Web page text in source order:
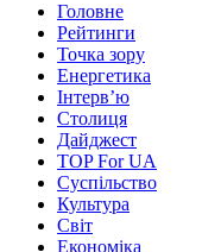
Головне
Рейтинги
Точка зору
Енергетика
Інтерв’ю
Столиця
Дайджест
TOP For UA
Суспiльство
Культура
Світ
Економіка